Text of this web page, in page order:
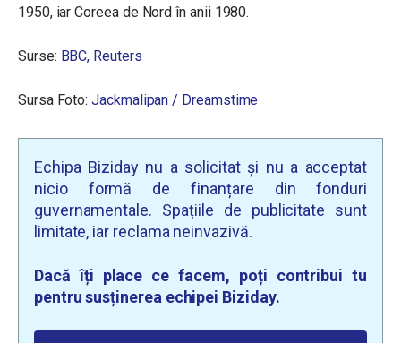
1950, iar Coreea de Nord în anii 1980.
Surse: BBC, Reuters
Sursa Foto:Jackmalipan / Dreamstime
Echipa Biziday nu a solicitat și nu a acceptat
nicio formă de finanțare din fonduri
guvernamentale. Spațiile de publicitate sunt
limitate, iar reclama neinvazivă.
Dacă îți place ce facem, poți contribui tu
pentru susținerea echipei Biziday.